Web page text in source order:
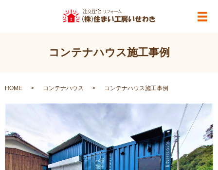
メ
コンテナハウス施工事例
HOME コンテナハウス コンテナハウス施工事例